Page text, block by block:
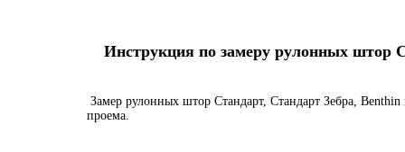
Инструкция по замеру рулонных штор
Замер рулонных штор Стандарт, Стандарт Зебра,
проема.